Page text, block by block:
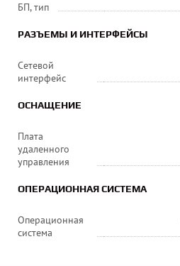
БП, тип
РАЗЪЕМЫ И ИНТЕРФЕЙСЫ
Сетевой
интерфейс
ОСНАЩЕНИЕ
Плата
удаленного
управления
ОПЕРАЦИОННАЯ СИСТЕМА
Операционная
система